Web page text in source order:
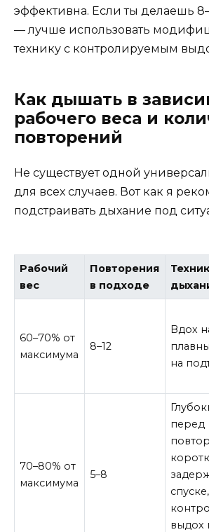
эффективна. Если ты делаешь
— лучше использовать
технику с контролируемым
Как дышать в
рабочего веса и
повторений
Не существует одной
для всех случаев. Вот как я
подстраивать дыхание под
Рабочий
вес
Повторения
в подходе
60–70% от
максимума
8–12
Вдох
на
70–80% от
максимума
5–8
перед
спуске,
выдох